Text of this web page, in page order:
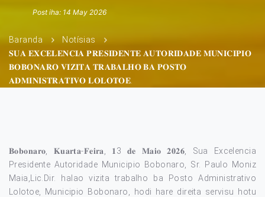
Post iha: 14 May 2026
Baranda
Notísias
𝐒𝐔𝐀 𝐄𝐗𝐂𝐄𝐋𝐄𝐍𝐂𝐈𝐀 𝐏𝐑𝐄𝐒𝐈𝐃𝐄𝐍𝐓𝐄 𝐀𝐔𝐓𝐎𝐑𝐈𝐃𝐀𝐃𝐄 𝐌𝐔𝐍𝐈𝐂𝐈𝐏𝐈𝐎
𝐁𝐎𝐁𝐎𝐍𝐀𝐑𝐎 𝐕𝐈𝐙𝐈𝐓𝐀 𝐓𝐑𝐀𝐁𝐀𝐋𝐇𝐎 𝐁𝐀 𝐏𝐎𝐒𝐓𝐎
𝐀𝐃𝐌𝐈𝐍𝐈𝐒𝐓𝐑𝐀𝐓𝐈𝐕𝐎 𝐋𝐎𝐋𝐎𝐓𝐎𝐄.
𝐁𝐨𝐛𝐨𝐧𝐚𝐫𝐨, 𝐊𝐮𝐚𝐫𝐭𝐚-𝐅𝐞𝐢𝐫𝐚, 𝟏3 𝐝𝐞 𝐌𝐚𝐢𝐨 𝟐𝟎𝟐𝟔, Sua Excelencia
Presidente Autoridade Municipio Bobonaro, Sr. Paulo Moniz
Maia,Lic.Dir. halao vizita trabalho ba Posto Administrativo
Lolotoe, Municipio Bobonaro, hodi hare direita servisu hotu